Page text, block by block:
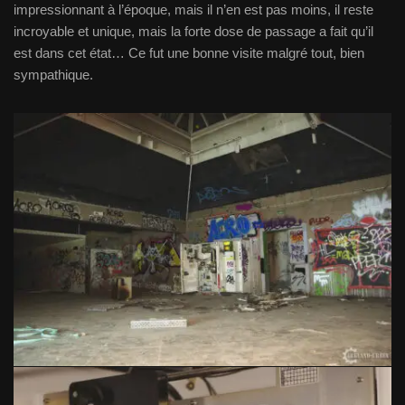
impressionnant à l’époque, mais il n’en est pas moins, il reste
incroyable et unique, mais la forte dose de passage a fait qu’il
est dans cet état… Ce fut une bonne visite malgré tout, bien
sympathique.